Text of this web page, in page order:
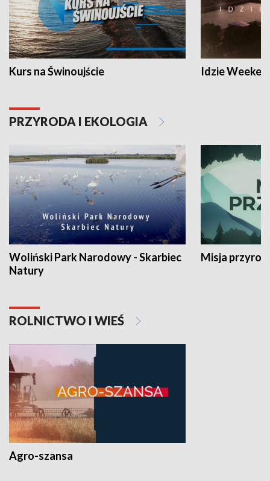
Kurs na Świnoujście Idzie
PRZYRODA I EKOLOGIA
Woliński Park Narodowy - Skarbiec
Natury
Misja
ROLNICTWO I WIEŚ
Agro-szansa